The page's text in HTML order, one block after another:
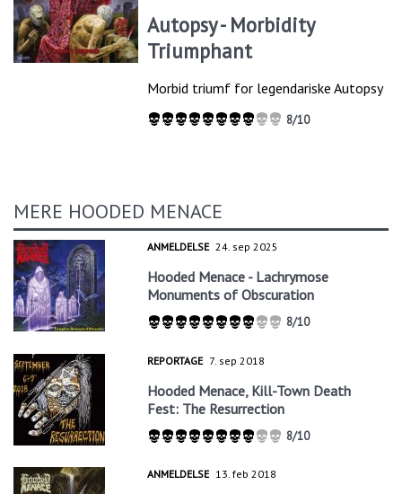
Autopsy - Morbidity
Triumphant
Morbid triumf for legendariske Autopsy
8/10
MERE HOODED MENACE
ANMELDELSE 24. sep 2025
Hooded Menace - Lachrymose
Monuments of Obscuration
8/10
REPORTAGE 7. sep 2018
Hooded Menace, Kill-Town Death
Fest: The Resurrection
8/10
ANMELDELSE 13. feb 2018